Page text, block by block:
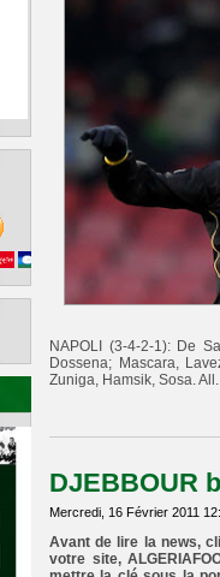
NAPOLI (3-4-2-1): De
Dossena; Mascara,
Zuniga, Hamsik, Sosa.
DJEBBOUR
Mercredi, 16 Février 2011
Avant de lire la news,
votre site,